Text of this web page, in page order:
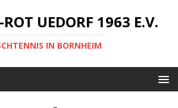
UEDORF 1963 E.V.
IN BORNHEIM